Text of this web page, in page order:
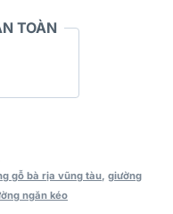
TOÀN
gỗ bà rịa vũng tàu, giường
ngăn kéo